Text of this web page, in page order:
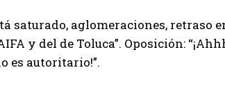
saturado, aglomeraciones, retraso
y del de Toluca”. Oposición:
es autoritario!”.